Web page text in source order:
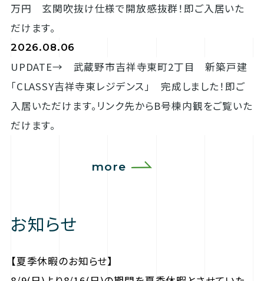
万円 玄関吹抜け仕様で開放感抜群！即ご入居いた
だけます。
2026.08.06
UPDATE→ 武蔵野市吉祥寺東町2丁目 新築戸建
「CLASSY吉祥寺東レジデンス」 完成しました！即ご
入居いただけます。リンク先からB号棟内観をご覧いた
だけます。
more
お知らせ
【夏季休暇のお知らせ】